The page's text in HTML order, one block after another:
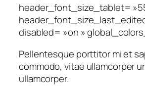
header_font_size_tablet=
disabled= »on »
Pellentesque porttitor mi et
commodo, vitae ullamcorper
ullamcorper.